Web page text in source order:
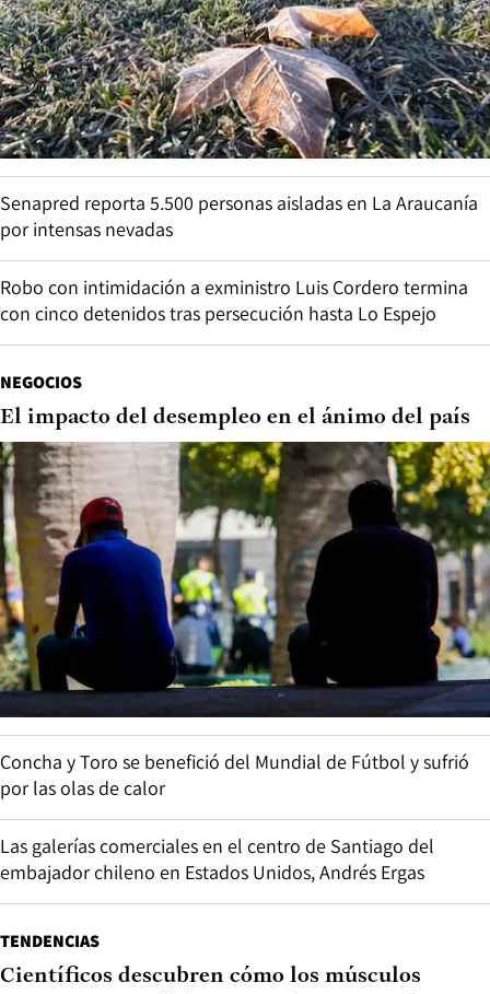
Senapred reporta 5.500 personas aisladas en La Araucanía
por intensas nevadas
Robo con intimidación a exministro Luis Cordero termina
con cinco detenidos tras persecución hasta Lo Espejo
NEGOCIOS
El impacto del desempleo en el ánimo del país
Concha y Toro se benefició del Mundial de Fútbol y sufrió
por las olas de calor
Las galerías comerciales en el centro de Santiago del
embajador chileno en Estados Unidos, Andrés Ergas
TENDENCIAS
Científicos descubren cómo los músculos